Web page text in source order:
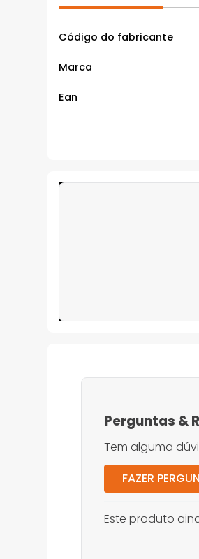
Código do fabricante
Marca
Ean
Perguntas &
Tem alguma
FAZER
Este produto